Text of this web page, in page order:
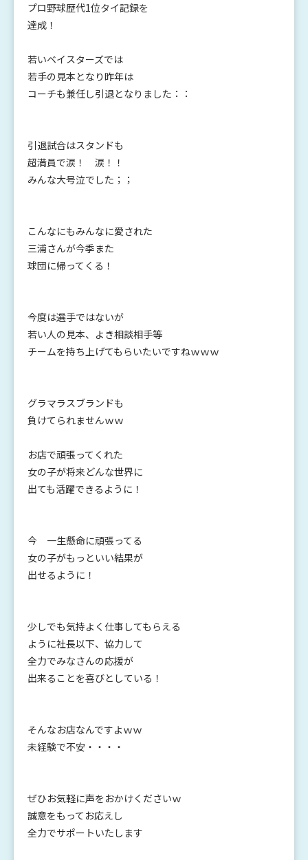
プロ野球歴代1位タイ記録を
達成！
若いベイスターズでは
若手の見本となり昨年は
コーチも兼任し引退となりました：：
引退試合はスタンドも
超満員で涙！ 涙！！
みんな大号泣でした；；
こんなにもみんなに愛された
三浦さんが今季また
球団に帰ってくる！
今度は選手ではないが
若い人の見本、よき相談相手等
チームを持ち上げてもらいたいですねｗｗｗ
グラマラスブランドも
負けてられませんｗｗ
お店で頑張ってくれた
女の子が将来どんな世界に
出ても活躍できるように！
今 一生懸命に頑張ってる
女の子がもっといい結果が
出せるように！
少しでも気持よく仕事してもらえる
ように社長以下、協力して
全力でみなさんの応援が
出来ることを喜びとしている！
そんなお店なんですよｗｗ
未経験で不安・・・・
ぜひお気軽に声をおかけくださいｗ
誠意をもってお応えし
全力でサポートいたします